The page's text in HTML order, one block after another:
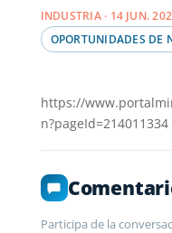
INDUSTRIA · 14 JUN.
OPORTUNIDADES DE
https://
n?pageId=214011334
Participa de la